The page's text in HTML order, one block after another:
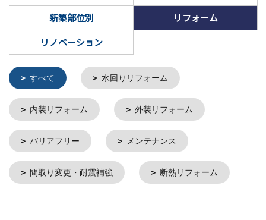
新築部位別
リフォーム
リノベーション
すべて 水回りリフォーム
内装リフォーム 外装リフォーム
バリアフリー メンテナンス
間取り変更・耐震補強 断熱リフォーム